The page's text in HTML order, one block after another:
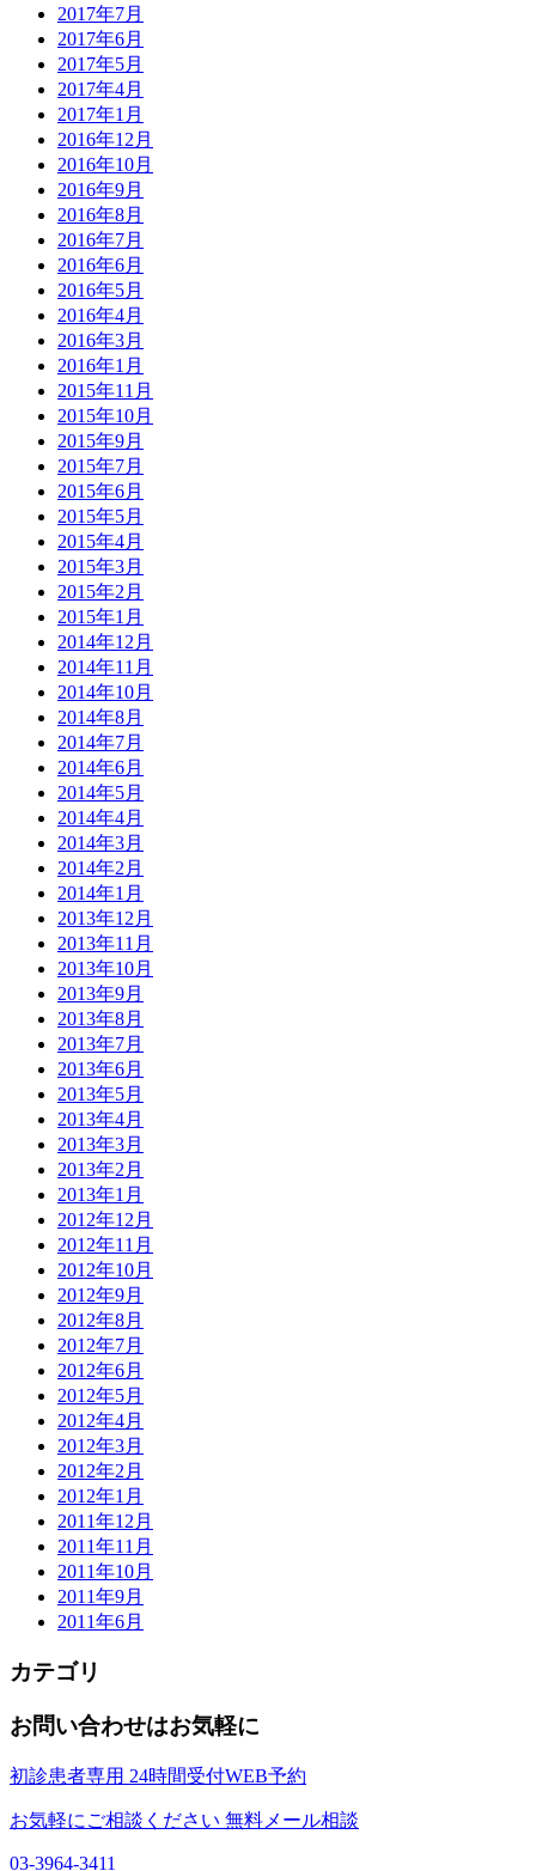
2017年7月
2017年6月
2017年5月
2017年4月
2017年1月
2016年12月
2016年10月
2016年9月
2016年8月
2016年7月
2016年6月
2016年5月
2016年4月
2016年3月
2016年1月
2015年11月
2015年10月
2015年9月
2015年7月
2015年6月
2015年5月
2015年4月
2015年3月
2015年2月
2015年1月
2014年12月
2014年11月
2014年10月
2014年8月
2014年7月
2014年6月
2014年5月
2014年4月
2014年3月
2014年2月
2014年1月
2013年12月
2013年11月
2013年10月
2013年9月
2013年8月
2013年7月
2013年6月
2013年5月
2013年4月
2013年3月
2013年2月
2013年1月
2012年12月
2012年11月
2012年10月
2012年9月
2012年8月
2012年7月
2012年6月
2012年5月
2012年4月
2012年3月
2012年2月
2012年1月
2011年12月
2011年11月
2011年10月
2011年9月
2011年6月
カテゴリ
お問い合わせはお気軽に
初診患者専用 24時間受付WEB予約
お気軽にご相談ください 無料メール相談
03-3964-3411